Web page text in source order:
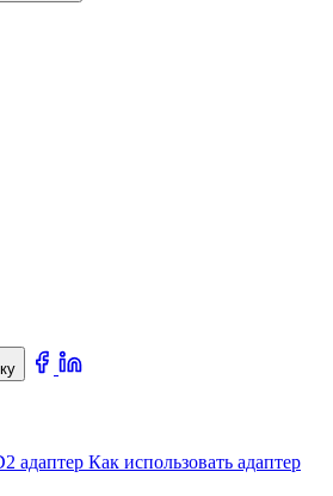
адаптер Как использовать адаптер